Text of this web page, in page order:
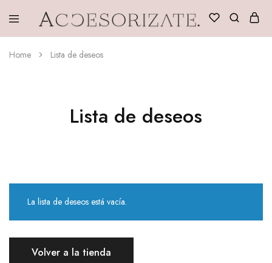
Home Lista de deseos
Lista de deseos
La lista de deseos está vacía.
Volver a la tienda